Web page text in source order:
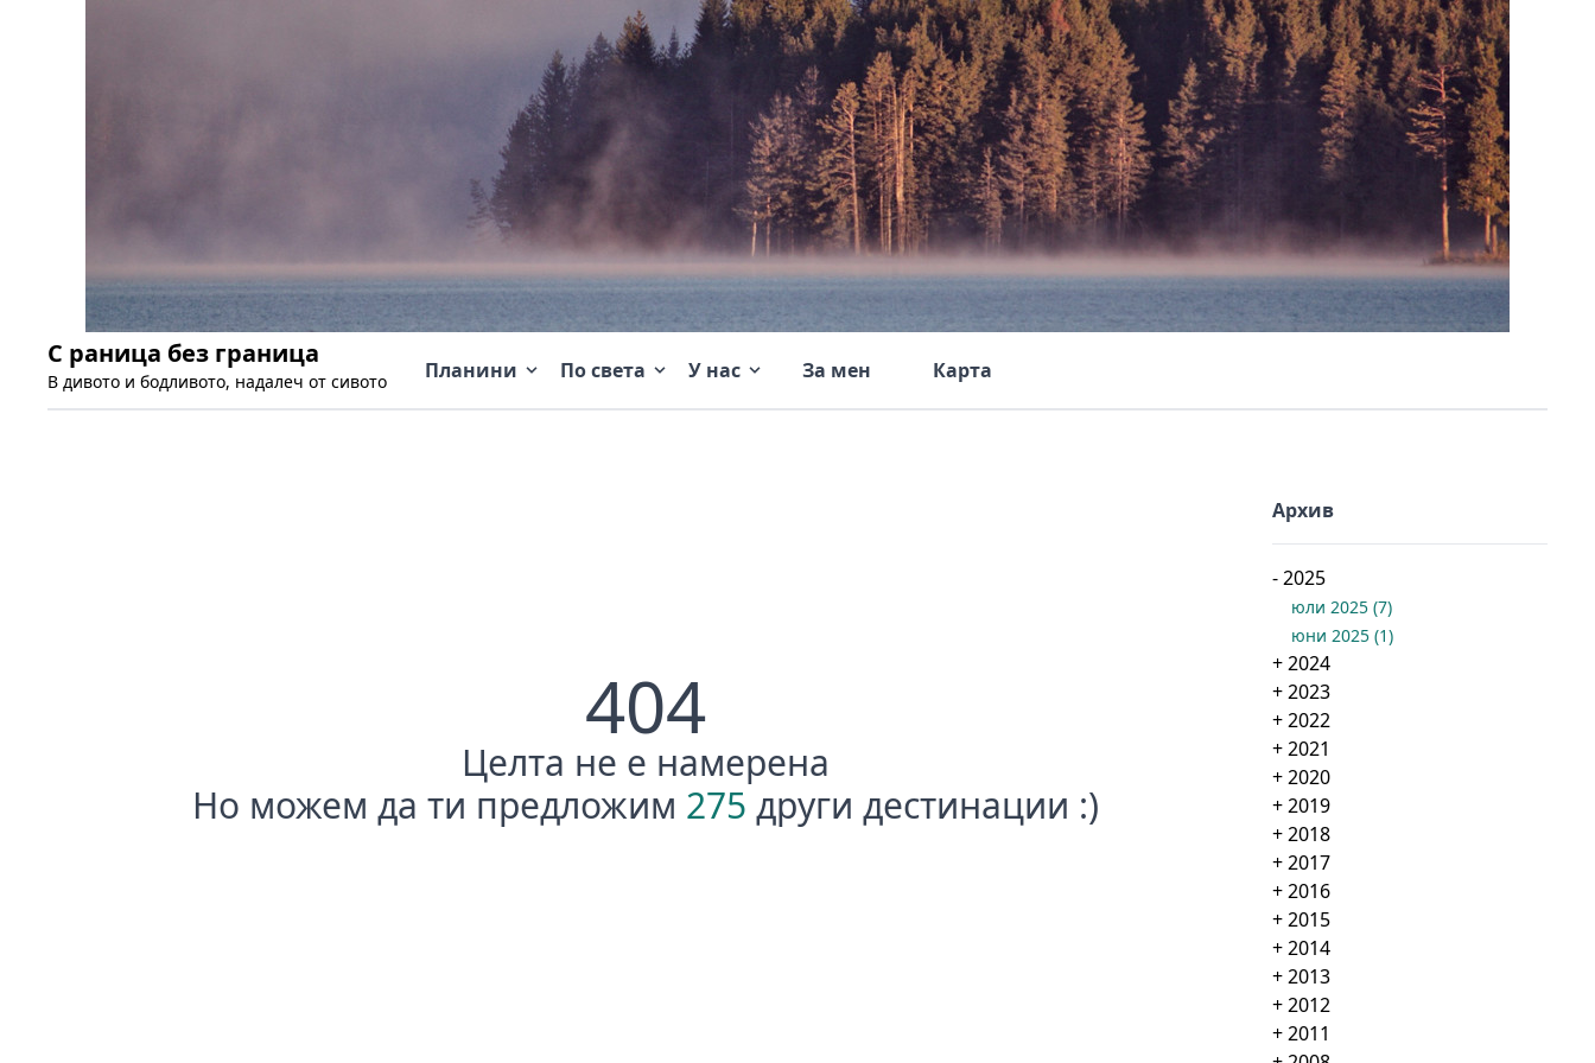
С раница без граница
В дивото и бодливото, надалеч от сивото Планини По света У нас За мен Карта
404
Целта не е намерена
Но можем да ти предложим 275 други дестинации :)
Архив
-2025
юли 2025 (7)
юни 2025 (1)
+2024
+2023
+2022
+2021
+2020
+2019
+2018
+2017
+2016
+2015
+2014
+2013
+2012
+2011